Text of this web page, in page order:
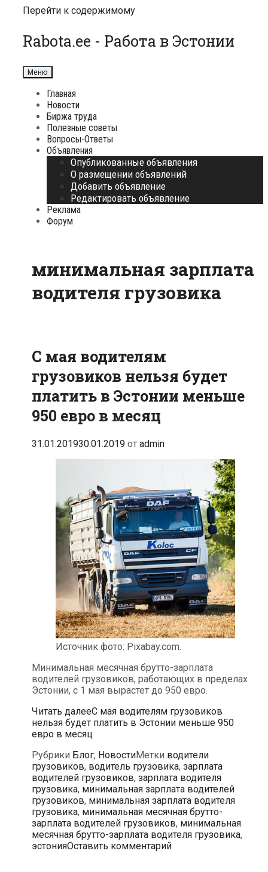
Перейти к содержимому
Rabota.ee - Работа в Эстонии
Меню
Главная
Новости
Биржа труда
Полезные советы
Вопросы-Ответы
Объявления
Опубликованные объявления
О размещении объявлений
Добавить объявление
Редактировать объявление
Реклама
Форум
минимальная зарплата
водителя грузовика
С мая водителям
грузовиков нельзя будет
платить в Эстонии меньше
950 евро в месяц
31.01.201930.01.2019 от admin
Источник фото: Pixabay.com.
Минимальная месячная брутто-зарплата
водителей грузовиков, работающих в пределах
Эстонии, с 1 мая вырастет до 950 евро.
Читать далееС мая водителям грузовиков
нельзя будет платить в Эстонии меньше 950
евро в месяц
Рубрики Блог, НовостиМетки водители
грузовиков, водитель грузовика, зарплата
водителей грузовиков, зарплата водителя
грузовика, минимальная зарплата водителей
грузовиков, минимальная зарплата водителя
грузовика, минимальная месячная брутто-
зарплата водителей грузовиков, минимальная
месячная брутто-зарплата водителя грузовика,
эстонияОставить комментарий